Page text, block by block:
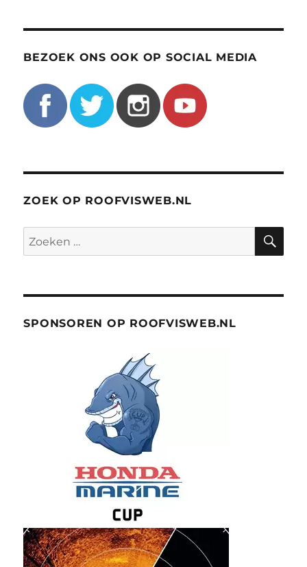
BEZOEK ONS OOK OP SOCIAL MEDIA
ZOEK OP ROOFVISWEB.NL
Zoeken
naar:
SPONSOREN OP ROOFVISWEB.NL